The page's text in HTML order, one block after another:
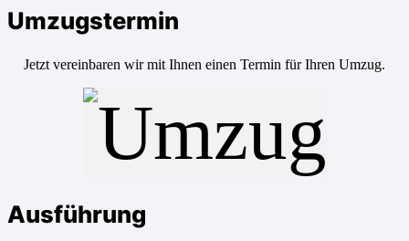
Umzugstermin
Jetzt vereinbaren wir mit Ihnen einen Termin für Ihren Umzug.
Ausführung